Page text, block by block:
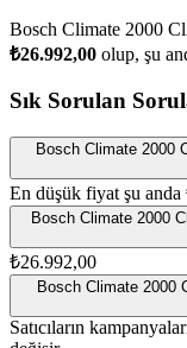
Bosch Climate 2000
₺26.992,00 olup, şu
Sık Sorulan
Bosch Climate 2000
En düşük fiyat şu anda
Bosch Climate 2000
₺26.992,00
Bosch Climate 2000
Satıcıların